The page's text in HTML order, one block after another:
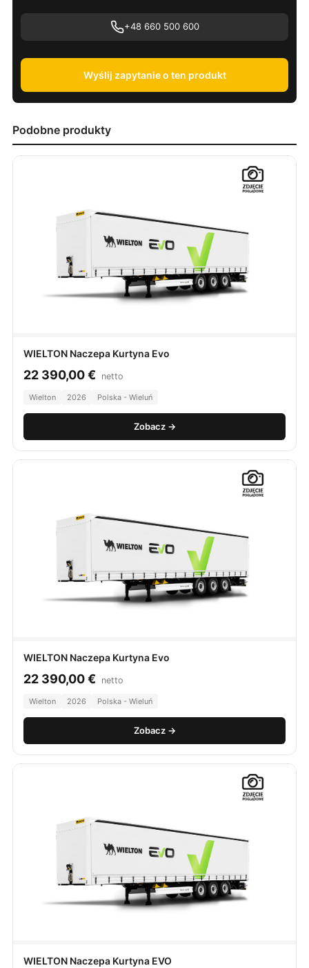
+48 660 500 600
Wyślij zapytanie o ten produkt
Podobne produkty
WIELTON Naczepa Kurtyna Evo
22 390,00€ netto
Wielton 2026 Polska - Wieluń
Zobacz →
WIELTON Naczepa Kurtyna Evo
22 390,00€ netto
Wielton 2026 Polska - Wieluń
Zobacz →
WIELTON Naczepa Kurtyna EVO